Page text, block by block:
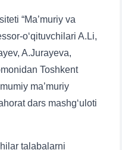
“Ma’muriy va
o‘qituvchilari A.Li,
A.Jurayeva,
Toshkent
ma’muriy
dars mashg‘uloti
talabalarni